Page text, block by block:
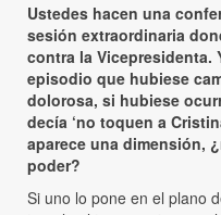
Ustedes hacen una
sesión extraordinaria
contra la Vicepresidenta.
episodio que hubiese
dolorosa, si hubiese
decía ‘no toquen a
aparece una dimensión,
poder?
Si uno lo pone en el plano